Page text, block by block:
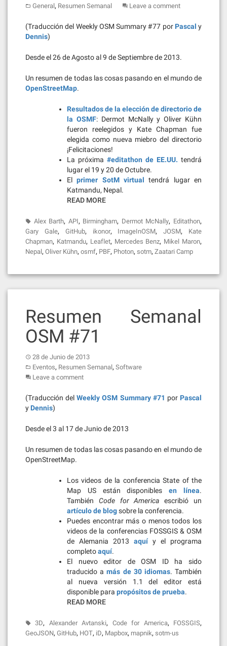
General, Resumen Semanal Leave a comment
(Traducción del Weekly OSM Summary #77 por Pascal y
Dennis)
Desde el 26 de Agosto al 9 de Septiembre de 2013.
Un resumen de todas las cosas pasando en el mundo de
OpenStreetMap.
Resultados de la elección de directorio de
la OSMF: Dermot McNally y Oliver Kühn
fueron reelegidos y Kate Chapman fue
elegida como nueva miebro del directorio
¡Felicitaciones!
La próxima #editathon de EE.UU. tendrá
lugar el 19 y 20 de Octubre.
Elprimer SotM virtual tendrá lugar en
Katmandu, Nepal.
READ MORE
Alex Barth, API, Birmingham, Dermot McNally, Editathon,
Gary Gale, GitHub, ikonor, ImageInOSM,JOSM, Kate
Chapman, Katmandu, Leaflet, Mercedes Benz, Mikel Maron,
Nepal, Oliver Kühn, osmf, PBF, Photon, sotm, Zaatari Camp
Resumen Semanal
OSM #71
28 de Junio de 2013
Eventos, Resumen Semanal, Software
Leave a comment
(Traducción delWeekly OSM Summary #71 por Pascal
y Dennis)
Desde el 3 al 17 de Junio de 2013
Un resumen de todas las cosas pasando en el mundo de
OpenStreetMap.
Los videos de la conferencia State of the
Map US están disponiblesen línea.
También Code for America escribió un
artículo de blogsobre la conferencia.
Puedes encontrar más o menos todos los
videos de la conferencias FOSSGIS & OSM
de Alemania 2013 aquíy el programa
completoaquí.
El nuevo editor de OSM ID ha sido
traducido amás de 30 idiomas. También
al nueva versión 1.1 del editor está
disponible para propósitos de prueba.
READ MORE
3D, Alexander Avtanski, Code for America, FOSSGIS,
GeoJSON, GitHub, HOT, iD, Mapbox, mapnik, sotm-us